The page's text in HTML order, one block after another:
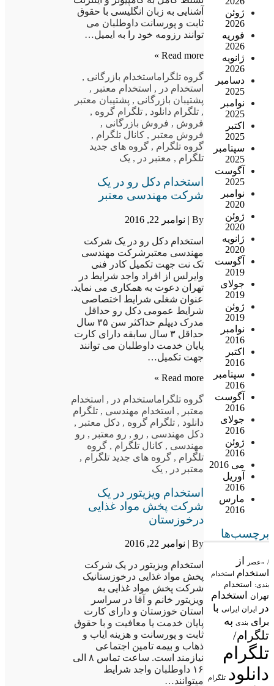
ژوئن
2026
فوریه
2026
ژانویه
2026
دسامبر
2025
نوامبر
2025
اکتبر
2025
سپتامبر
2025
آگوست
2025
نوامبر
2020
ژوئن
2020
ژانویه
2020
آگوست
2019
جولای
2019
ژوئن
2019
نوامبر
2016
اکتبر
2016
سپتامبر
2016
آگوست
2016
جولای
2016
ژوئن
2016
می 2016
آوریل
2016
مارس
2016
برچسب‌ها
/ «عصر از
استخدام استخدام
بندی: استخدام
تهران
استخدام
در
ایران ایرانی با
برای بندی به
تلگرام/
تلگرام
دانلود تلگرام
آشنایی به زبان انگلیسی با حقوق
ثابت و پورسانت داوطلبان می
توانند رزومه خود را به ایمیل…
Read more »
گروه تلگراماستخدام بازرگانی ,
استخدام در , استخدام معتبر ,
پشتیبان بازرگانی , پشتیبان معتبر
, تلگرام دانلود , تلگرام گروه ,
فروش , فروش بازرگانی ,
فروش معتبر , کانال تلگرام ,
گروه تلگرام , گروه های جدید
تلگرام , معتبر در , یک
استخدام دکل رو در یک
شرکت مهندسی معتبر
By | نوامبر 22, 2016
استخدام دکل رو در یک شرکت
مهندسی معتبرشرکت مهندسی
تک نت جهت تکمیل کادر فنی
وایرلس از افراد واجد شرایط در
تهران دعوت به همکاری می نماید.
عنوان شغلی شرایط اختصاصی
شرایط عمومی دکل رو حداقل
مدرک دیپلم حداکثر سن ۳۵ سال
حداقل ۳ سال سابقه دارای کارت
پایان خدمت داوطلبان می توانند
جهت تکمیل…
Read more »
گروه تلگراماستخدام در , استخدام
معتبر , استخدام مهندسی , تلگرام
دانلود , تلگرام گروه , دکل معتبر ,
دکل مهندسی , رو , رو معتبر , رو
مهندسی , کانال تلگرام , گروه
تلگرام , گروه های جدید تلگرام ,
معتبر در , یک
استخدام ویزیتور در یک
شرکت پخش مواد غذایی
درخوزستان
By | نوامبر 22, 2016
استخدام ویزیتور در یک شرکت
پخش مواد غذایی درخوزستانیک
شرکت پخش مواد غذایی به
ویزیتور خانم و آقا در سراسر
استان خوزستان و دارای کارت
پایان خدمت یا معافیت و با حقوق
ثابت و پورسانت و هزینه ایاب و
ذهاب و بیمه تامین اجتماعی
نیازمند است. ساعت تماس ۸ الی
۱۶ داوطلبان واجد شرایط
میتوانند…